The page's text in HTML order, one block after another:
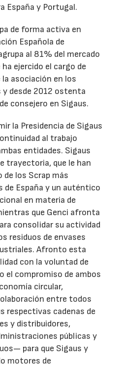
España y Portugal.
de forma activa en
Española de
al 81% del mercado
ha ejercido el cargo de
asociación en los
desde 2012 ostenta
consejero en Sigaus.
la Presidencia de Sigaus
al trabajo
entidades. Sigaus
trayectoria, que le han
los Scrap más
de España y un auténtico
en materia de
que Genci afronta
consolidar su actividad
residuos de envases
Afronto esta
con la voluntad de
el compromiso de ambos
circular,
entre todos
respectivas cadenas de
y distribuidores,
públicas y
para que Sigaus y
motores de